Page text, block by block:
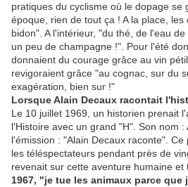
pratiques du cyclisme où le dopage se
époque, rien de tout ça ! A la place,
bidon". A l'intérieur, "du thé, de l'eau
un peu de champagne !". Pour l'été
donnaient du courage grâce au vin
revigoraient grâce "au cognac, sur du
exagération, bien sur !"
Lorsque Alain Decaux racontait
Le 10 juillet 1969, un historien prenait
l'Histoire avec un grand "H". Son nom
l'émission : "Alain Decaux raconte".
les téléspectateurs pendant près de
revenait sur cette aventure humaine et
1967, "je tue les animaux parce que